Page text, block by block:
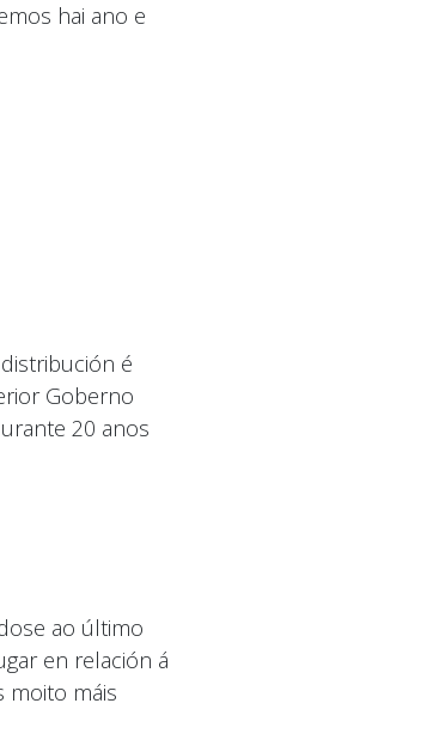
hai ano e
é
Goberno
20 anos
ao último
en relación á
moito máis